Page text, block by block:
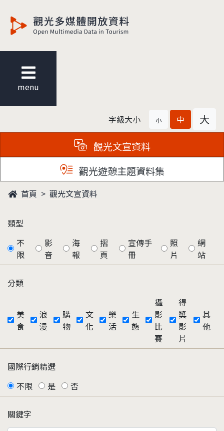
menu
字級大小 小 中 大
觀光文宣資料
觀光遊憩主題資料集
首頁 觀光文宣資料
類型
不
限
影
音
海
報
摺
頁
宣傳手
冊
照
片
網
站
分類
美
食
浪
漫
購
物
文
化
樂
活
生
態
攝
影
比
賽
得
獎
影
片
其
他
國際行銷精選
不限
是 否
關鍵字